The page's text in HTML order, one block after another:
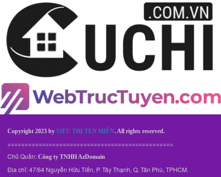
Copyright 2023 by SIÊU THỊ TÊN MIỀN. All rights reserved.
================================================
Chủ Quản: Công ty TNHH AzDomain
Địa chỉ: 47/64 Nguyễn Hữu Tiến, P. Tây Thạnh, Q. Tân Phú, TPHCM.